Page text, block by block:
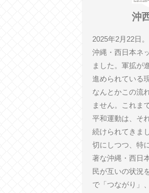
沖
2025年2月22日
沖縄・西日本ネ
ました。軍拡が
進められている
なんとかこの流
ません。これま
平和運動は、そ
続けられてきま
切にしつつ、特
著な沖縄・西日
民が互いの状況
で「つながり」